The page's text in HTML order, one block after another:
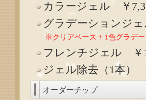
カラージェル ￥
グラデーションジ
※クリアベース + 1色グラデー
フレンチジェル ￥
ジェル除去（1本）
オーダーチップ